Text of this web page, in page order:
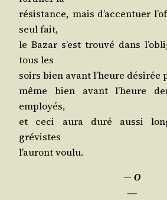
résis­tance, mais d’ac­cen­tuer
seul fait,
le Bazar s’est trou­vé dans
tous les
soirs bien avant l’heure dési­rée
même bien avant l’heure
employés,
et ceci aura duré aus­si
grévistes
l’au­ront voulu.
― O
―